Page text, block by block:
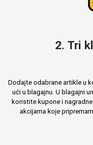
2. Tri
Dodajte odabrane artikle u
ući u blagajnu. U blagajni
koristite kupone i
akcijama koje
Gaming motivi